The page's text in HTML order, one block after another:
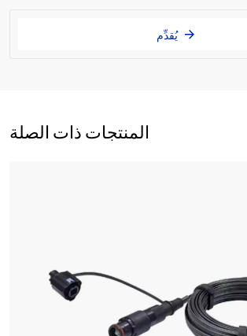
يُقدِّم
المنتجات ذات الصلة